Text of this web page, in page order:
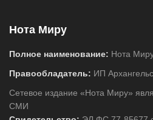
Нота Миру
Полное наименование: Нота
Правообладатель: ИП
Сетевое издание «Нота Миру»
СМИ